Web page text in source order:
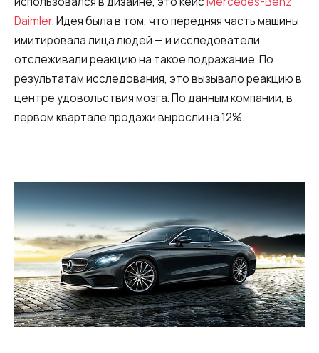
Daimler. Идея была в том, что передняя часть машины
имитировала лица людей — и исследователи
отслеживали реакцию на такое подражание. По
результатам исследования, это вызывало реакцию в
центре удовольствия мозга. По данным компании, в
первом квартале продажи выросли на 12%.